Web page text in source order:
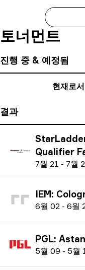
토너먼트
진행 중 & 예정됨
현재로
결과
Qualifier
7월 21 - 7월
IEM:
6월 02 - 6월
PGL:
5월 09 - 5월